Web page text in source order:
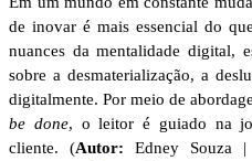
de inovar é mais essencial do
nuances da mentalidade digital,
sobre a desmaterialização, a
digitalmente. Por meio de
be done, o leitor é guiado na
cliente. (Autor: Edney Souza